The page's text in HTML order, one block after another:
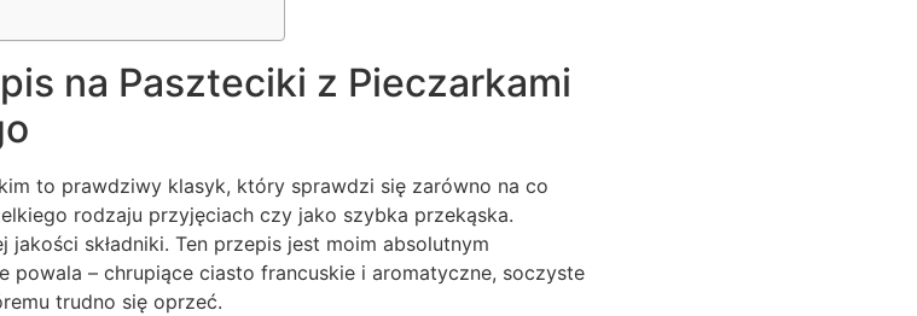
na Paszteciki z Pieczarkami
to prawdziwy klasyk, który sprawdzi się zarówno na co
rodzaju przyjęciach czy jako szybka przekąska.
składniki. Ten przepis jest moim absolutnym
– chrupiące ciasto francuskie i aromatyczne, soczyste
trudno się oprzeć.